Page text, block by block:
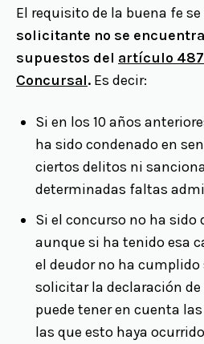
El requisito de la buena fe
solicitante no se
supuestos del artículo 487
Concursal. Es decir:
Si en los 10 años
ha sido condenado en
ciertos delitos ni
determinadas faltas
Si el concurso no ha sido
aunque si ha tenido esa
el deudor no ha
solicitar la declaración
puede tener en cuenta
las que esto haya